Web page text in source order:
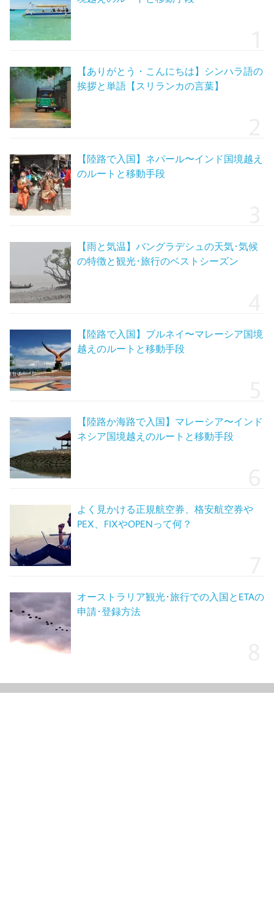
【ありがとう・こんにちは】シンハラ語の
挨拶と単語【スリランカの言葉】
【陸路で入国】ネパール〜インド国境越え
のルートと移動手段
【雨と気温】バングラデシュの天気･気候
の特徴と観光･旅行のベストシーズン
【陸路で入国】ブルネイ〜マレーシア国境
越えのルートと移動手段
【陸路か海路で入国】マレーシア〜インド
ネシア国境越えのルートと移動手段
よく見かける正規航空券、格安航空券や
PEX、FIXやOPENって何？
オーストラリア観光･旅行での入国とETAの
申請･登録方法